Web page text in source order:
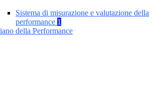
Sistema di misurazione e valutazione della
performance 1
della Performance